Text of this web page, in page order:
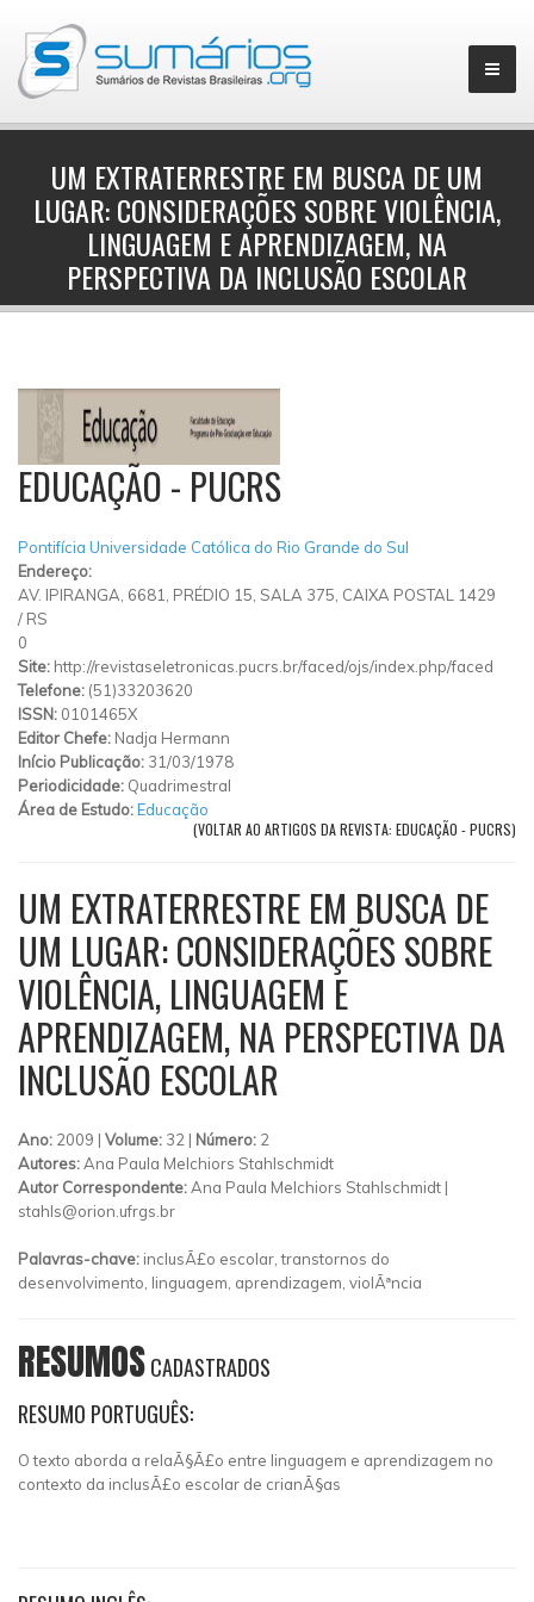
▼
UM EXTRATERRESTRE EM BUSCA DE UM
LUGAR: CONSIDERAÇÕES SOBRE VIOLÊNCIA,
LINGUAGEM E APRENDIZAGEM, NA
PERSPECTIVA DA INCLUSÃO ESCOLAR
EDUCAÇÃO - PUCRS
Pontifícia Universidade Católica do Rio Grande do Sul
Endereço:
AV. IPIRANGA, 6681, PRÉDIO 15, SALA 375, CAIXA POSTAL 1429
/ RS
0
Site: http://revistaseletronicas.pucrs.br/faced/ojs/index.php/faced
Telefone: (51)33203620
ISSN: 0101465X
Editor Chefe: Nadja Hermann
Início Publicação: 31/03/1978
Periodicidade: Quadrimestral
Área de Estudo:Educação
(VOLTAR AO ARTIGOS DA REVISTA: EDUCAÇÃO - PUCRS)
UM EXTRATERRESTRE EM BUSCA DE
UM LUGAR: CONSIDERAÇÕES SOBRE
VIOLÊNCIA, LINGUAGEM E
APRENDIZAGEM, NA PERSPECTIVA DA
INCLUSÃO ESCOLAR
Ano: 2009 | Volume: 32 | Número: 2
Autores:Ana Paula Melchiors Stahlschmidt
Autor Correspondente:Ana Paula Melchiors Stahlschmidt |
stahls@orion.ufrgs.br
Palavras-chave: inclusÃ£o escolar, transtornos do
desenvolvimento, linguagem, aprendizagem, violÃªncia
RESUMOSCADASTRADOS
RESUMO PORTUGUÊS:
O texto aborda a relaÃ§Ã£o entre linguagem e aprendizagem no
contexto da inclusÃ£o escolar de crianÃ§as